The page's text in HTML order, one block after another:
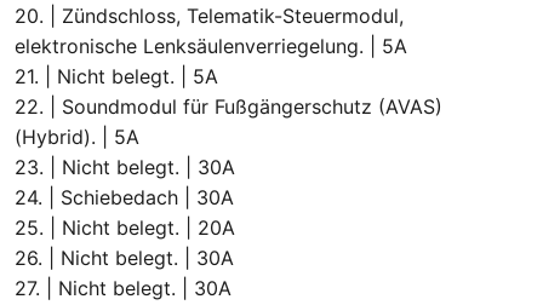
20. | Zündschloss, Telematik-Steuermodul,
elektronische Lenksäulenverriegelung. | 5A
21. | Nicht belegt. | 5A
22. | Soundmodul für Fußgängerschutz (AVAS)
(Hybrid). | 5A
23. | Nicht belegt. | 30A
24. | Schiebedach | 30A
25. | Nicht belegt. | 20A
26. | Nicht belegt. | 30A
27. | Nicht belegt. | 30A